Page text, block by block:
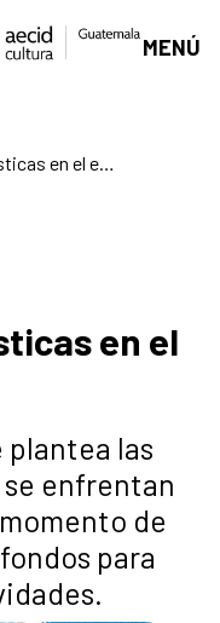
MENÚ
Conversatorio: Expresiones artísticas en el espacio público
en el
las
enfrentan
de
para